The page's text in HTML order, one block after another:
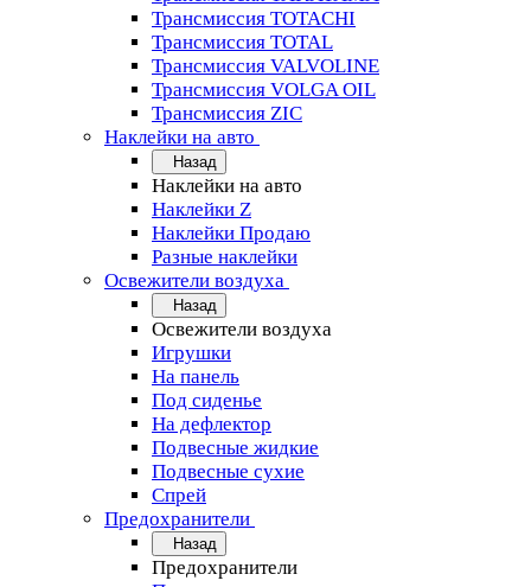
Трансмиссия TOTACHI
Трансмиссия TOTAL
Трансмиссия VALVOLINE
Трансмиссия VOLGA OIL
Трансмиссия ZIC
Наклейки на авто
Назад
Наклейки на авто
Наклейки Z
Наклейки Продаю
Разные наклейки
Освежители воздуха
Назад
Освежители воздуха
Игрушки
На панель
Под сиденье
На дефлектор
Подвесные жидкие
Подвесные сухие
Спрей
Предохранители
Назад
Предохранители